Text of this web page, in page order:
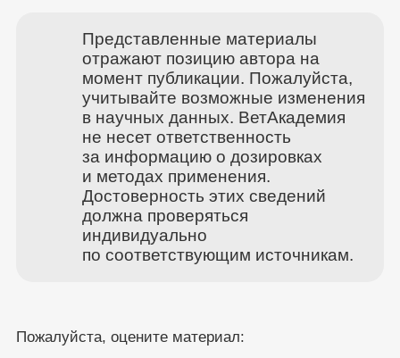
Представленные материалы
отражают позицию автора на
момент публикации. Пожалуйста,
учитывайте возможные изменения
в научных данных. ВетАкадемия
не несет ответственность
за информацию о дозировках
и методах применения.
Достоверность этих сведений
должна проверяться
индивидуально
по соответствующим источникам.
Пожалуйста, оцените материал: